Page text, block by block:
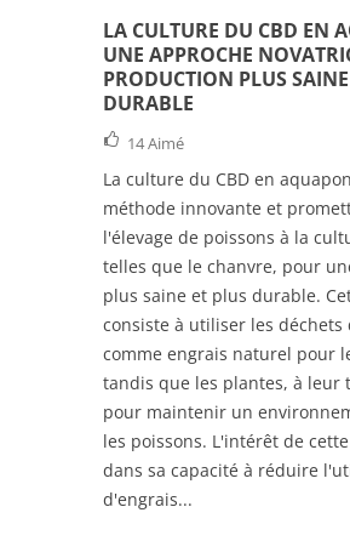
LA CULTURE DU CBD EN
UNE APPROCHE
PRODUCTION PLUS
DURABLE
14Aimé
La culture du CBD en
méthode innovante et
l'élevage de poissons à la
telles que le chanvre, pour
plus saine et plus durable.
consiste à utiliser les déchets
comme engrais naturel pour
tandis que les plantes, à leur
pour maintenir un
les poissons. L'intérêt de
dans sa capacité à réduire
d'engrais...